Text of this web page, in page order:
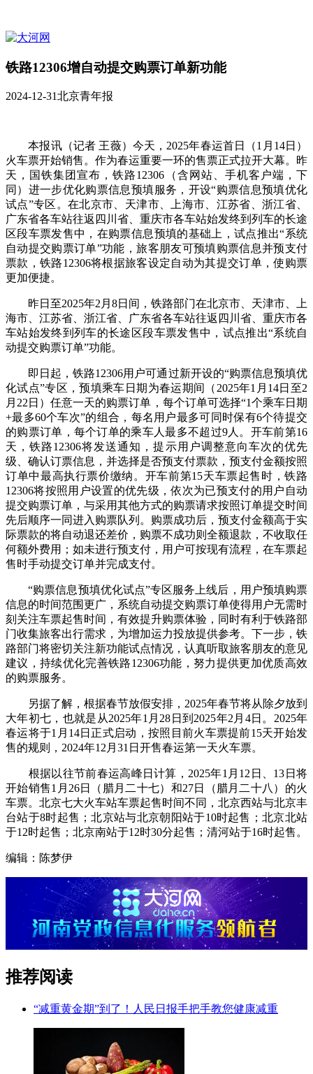
铁路12306增自动提交购票订单新功能
2024-12-31北京青年报
本报讯（记者 王薇）今天，2025年春运首日（1月14日）
火车票开始销售。作为春运重要一环的售票正式拉开大幕。昨
天，国铁集团宣布，铁路12306（含网站、手机客户端，下
同）进一步优化购票信息预填服务，开设“购票信息预填优化
试点”专区。在北京市、天津市、上海市、江苏省、浙江省、
广东省各车站往返四川省、重庆市各车站始发终到列车的长途
区段车票发售中，在购票信息预填的基础上，试点推出“系统
自动提交购票订单”功能，旅客朋友可预填购票信息并预支付
票款，铁路12306将根据旅客设定自动为其提交订单，使购票
更加便捷。
昨日至2025年2月8日间，铁路部门在北京市、天津市、上
海市、江苏省、浙江省、广东省各车站往返四川省、重庆市各
车站始发终到列车的长途区段车票发售中，试点推出“系统自
动提交购票订单”功能。
即日起，铁路12306用户可通过新开设的“购票信息预填优
化试点”专区，预填乘车日期为春运期间（2025年1月14日至2
月22日）任意一天的购票订单，每个订单可选择“1个乘车日期
+最多60个车次”的组合，每名用户最多可同时保有6个待提交
的购票订单，每个订单的乘车人最多不超过9人。开车前第16
天，铁路12306将发送通知，提示用户调整意向车次的优先
级、确认订票信息，并选择是否预支付票款，预支付金额按照
订单中最高执行票价缴纳。开车前第15天车票起售时，铁路
12306将按照用户设置的优先级，依次为已预支付的用户自动
提交购票订单，与采用其他方式的购票请求按照订单提交时间
先后顺序一同进入购票队列。购票成功后，预支付金额高于实
际票款的将自动退还差价，购票不成功则全额退款，不收取任
何额外费用；如未进行预支付，用户可按现有流程，在车票起
售时手动提交订单并完成支付。
“购票信息预填优化试点”专区服务上线后，用户预填购票
信息的时间范围更广，系统自动提交购票订单使得用户无需时
刻关注车票起售时间，有效提升购票体验，同时有利于铁路部
门收集旅客出行需求，为增加运力投放提供参考。下一步，铁
路部门将密切关注新功能试点情况，认真听取旅客朋友的意见
建议，持续优化完善铁路12306功能，努力提供更加优质高效
的购票服务。
另据了解，根据春节放假安排，2025年春节将从除夕放到
大年初七，也就是从2025年1月28日到2025年2月4日。2025年
春运将于1月14日正式启动，按照目前火车票提前15天开始发
售的规则，2024年12月31日开售春运第一天火车票。
根据以往节前春运高峰日计算，2025年1月12日、13日将
开始销售1月26日（腊月二十七）和27日（腊月二十八）的火
车票。北京七大火车站车票起售时间不同，北京西站与北京丰
台站于8时起售；北京站与北京朝阳站于10时起售；北京北站
于12时起售；北京南站于12时30分起售；清河站于16时起售。
编辑：陈梦伊
推荐阅读
“减重黄金期”到了！人民日报手把手教您健康减重